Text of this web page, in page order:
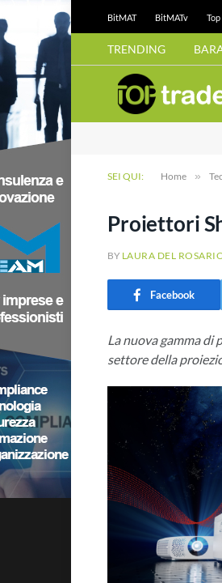
BitMAT BitMATv
TRENDING
SEI QUI: Home »
Proiettori
BY LAURA DEL
Facebook
La nuova gamma di
settore della